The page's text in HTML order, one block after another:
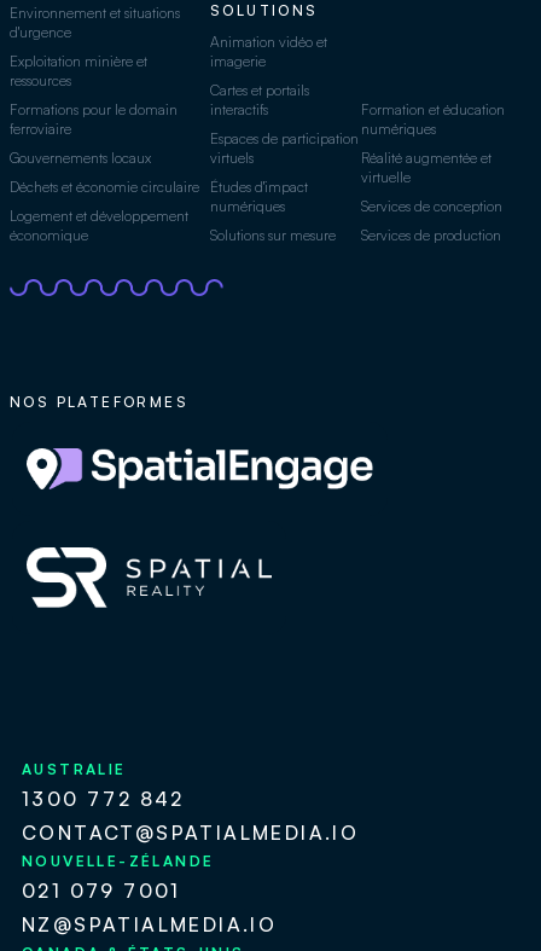
Environnement et situations
d'urgence
Exploitation minière et
ressources
Formations pour le domain
ferroviaire
Gouvernements locaux
Déchets et économie circulaire
Logement et développement
économique
SOLUTIONS
Animation vidéo et
imagerie
Cartes et portails
interactifs
Espaces de participation
virtuels
Études d'impact
numériques
Solutions sur mesure
Formation et éducation
numériques
Réalité augmentée et
virtuelle
Services de conception
Services de production
NOS PLATEFORMES
AUSTRALIE
1300 772 842
CONTACT@SPATIALMEDIA.IO
NOUVELLE-ZÉLANDE
021 079 7001
NZ@SPATIALMEDIA.IO